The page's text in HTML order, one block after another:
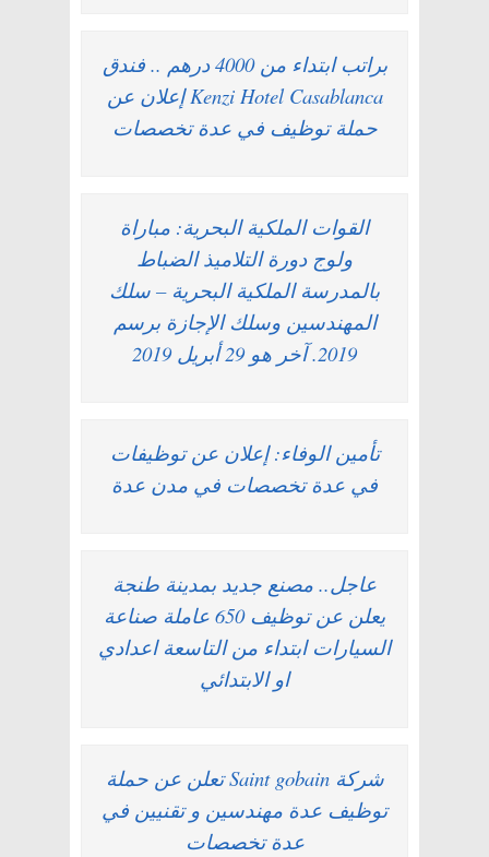
براتب ابتداء من 4000 درهم .. فندق
Kenzi Hotel Casablanca إعلان عن
حملة توظيف في عدة تخصصات
القوات الملكية البحرية: مباراة
ولوج دورة التلاميذ الضباط
بالمدرسة الملكية البحرية – سلك
المهندسين وسلك الإجازة برسم
2019. آخر هو 29 أبريل 2019
تأمين الوفاء: إعلان عن توظيفات
في عدة تخصصات في مدن عدة
عاجل.. مصنع جديد بمدينة طنجة
يعلن عن توظيف 650 عاملة صناعة
السيارات ابتداء من التاسعة اعدادي
او الابتدائي
شركة Saint gobain تعلن عن حملة
توظيف عدة مهندسين و تقنيين في
عدة تخصصات